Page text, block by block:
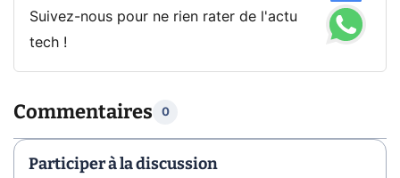
Suivez-nous pour ne rien rater de l'actu
tech !
Commentaires 0
Participer à la discussion